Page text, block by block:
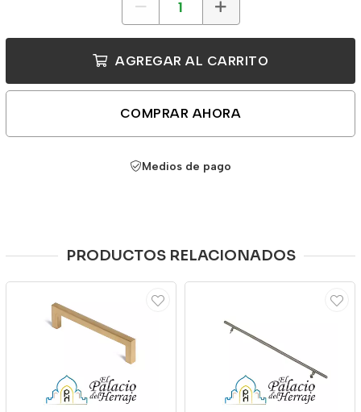
AGREGAR AL CARRITO
COMPRAR AHORA
Medios de pago
PRODUCTOS RELACIONADOS